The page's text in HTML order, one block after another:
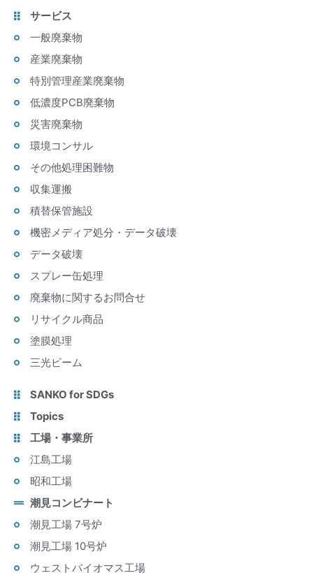
サービス
一般廃棄物
産業廃棄物
特別管理産業廃棄物
低濃度PCB廃棄物
災害廃棄物
環境コンサル
その他処理困難物
収集運搬
積替保管施設
機密メディア処分・データ破壊
データ破壊
スプレー缶処理
廃棄物に関するお問合せ
リサイクル商品
塗膜処理
三光ビーム
SANKO for SDGs
Topics
工場・事業所
江島工場
昭和工場
潮見コンビナート
潮見工場 7号炉
潮見工場 10号炉
ウェストバイオマス工場